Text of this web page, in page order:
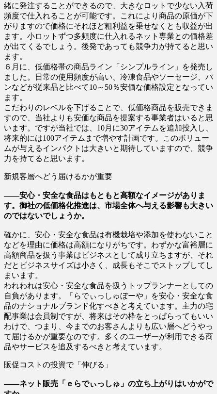
緒に発注することができるので、大きなロットで少ない入荷
頻度で仕入れることが可能です。これにより商品の原価が下
がりますので価格にそれほど粗利益を乗せなくとも収益が出
ます。小ロットずつ多頻度に仕入れるネット専業との価格差
が出てくるでしょう。後発であっても競争力が持てると思い
ます。
６月に、低価格帯の商品ライン「シンプルライン」を発売し
ました。日常の使用頻度が高い、冷凍食品やソーセージ、パ
ンなどが従来品と比べて10～50％安価な価格設定となってい
ます。
こだわりのレベルを下げることで、低価格商品を販売できま
すので、当社よりも安価な商品を提案する事業者はいると思
います。ですが当社では、10月に30アイテムを追加投入し、
将来的には100アイテムまで増やす計画です。このボリュー
ムが与えるインパクトは大きいと期待していますので、競争
力を持てると思います。
新規客層へどう届けるかが重要
――安心・安全な食品はもともと高額なイメージがありま
す。御社の低価格化推進は、市場全体へ与える影響も大きい
のではないでしょうか。
確かに、安心・安全な食品は有機栽培や添加を使わないこと
などを理由に価格は高額になりがちです。わずかな富裕層に
高額商品を扱う事業はビジネスとして成り立ちますが、それ
だとビジネスサイズは小さく、成長もそこでストップしてし
まいます。
われわれは安心・安全な食品を扱うトップランナーとしての
自負があります。「らでぃっしゅぼーや」を安心・安全な食
品のナショナルブランド化すべきと考えています。主力の宅
配事業は会員制ですが、将来はその枠をとっぱらってもいい
わけで、つまり、今までのお客さんよりも広い層へどうやっ
て届けるかが重要なのです。多くのユーザーが利用できる商
品やサービスを追及するべきと考えています。
販促コストの投資で「伸びる」
――ネット販売「ｅらでぃっしゅ」の立ち上がりはいかがで